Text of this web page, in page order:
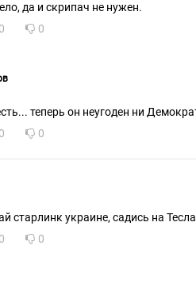
да и скрипач не нужен.
0 0
теперь он неугоден ни
0 0
старлинк украине, садись на
0 0